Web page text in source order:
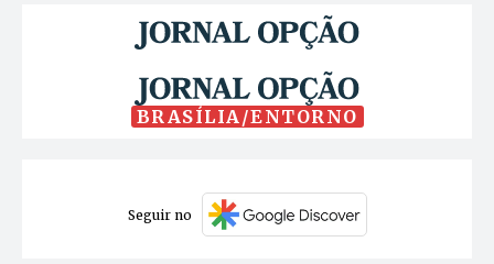
BRASÍLIA/ENTORNO
Seguir no